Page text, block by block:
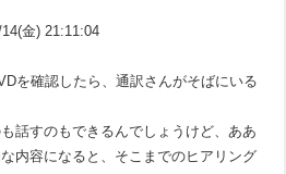
金) 21:11:04
を確認したら、通訳さんがそばにいる
話すのもできるんでしょうけど、ああ
内容になると、そこまでのヒアリング